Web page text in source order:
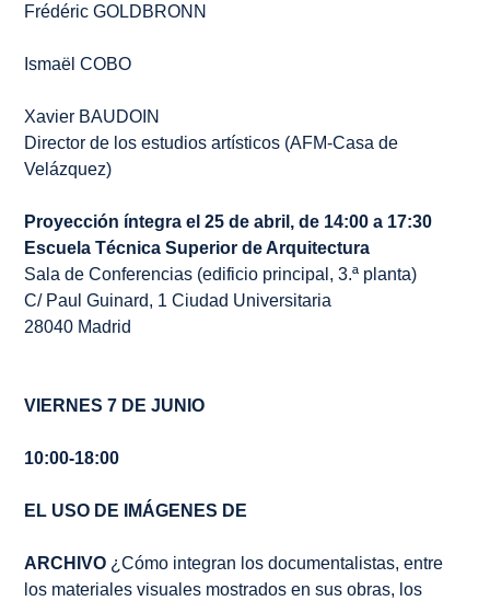
Frédéric GOLDBRONN
Ismaël COBO
Xavier BAUDOIN
Director de los estudios artísticos (AFM-Casa de
Velázquez)
Proyección íntegra el 25 de abril, de 14:00 a 17:30
Escuela Técnica Superior de Arquitectura
Sala de Conferencias (edificio principal, 3.ª planta)
C/ Paul Guinard, 1 Ciudad Universitaria
28040 Madrid
VIERNES 7 DE JUNIO
10:00-18:00
EL USO DE IMÁGENES DE
ARCHIVO ¿Cómo integran los documentalistas, entre
los materiales visuales mostrados en sus obras, los